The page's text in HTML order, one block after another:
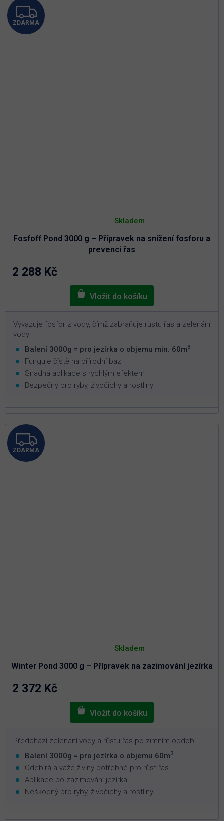
Z
D
ZDARMA
Fosfoff Pond 3000 g – Přípravek na snížení fosforu a
prevenci řas
hodnocení
je
5,0
z
5
Skladem
2 288 Kč
Vyvazuje fosfor z vody, čímž zabraňuje růstu řas a zelenání
vody
Balení 3000g = pro jezírka o objemu min. 60m3
Funguje čístě na přírodní bázi
Snadná aplikace s rychlým efektem
Bezpečný pro ryby, živočichy a rostliny
Z
D
ZDARMA
Winter Pond 3000 g – Přípravek na zazimování jezírka
hodnocení
je
5,0
Skladem
2 372 Kč
Předchází zelenání vody a růstu řas po zimním období.
Balení 3000g = pro jezírka o objemu 60m3
Odebírá a váže živiny potřebné pro růst řas
Aplikace po zazimování jezírka
Neškodný pro ryby, živočichy a rostliny